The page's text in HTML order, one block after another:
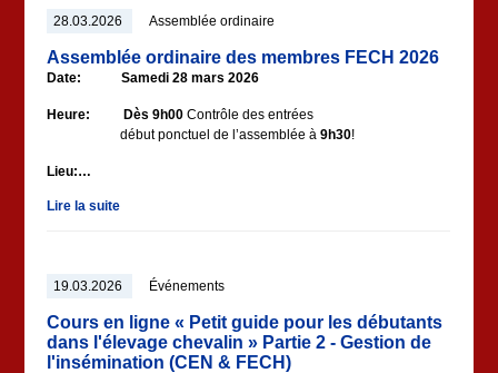
28.03.2026 Assemblée ordinaire
Assemblée ordinaire des membres FECH 2026
Date: Samedi 28 mars 2026
Heure: Dès 9h00Contrôle des entrées
début ponctuel de l’assemblée à9h30!
Lieu:…
Lire la suite
19.03.2026 Événements
Cours en ligne « Petit guide pour les débutants
dans l'élevage chevalin » Partie 2 - Gestion de
l'insémination (CEN & FECH)